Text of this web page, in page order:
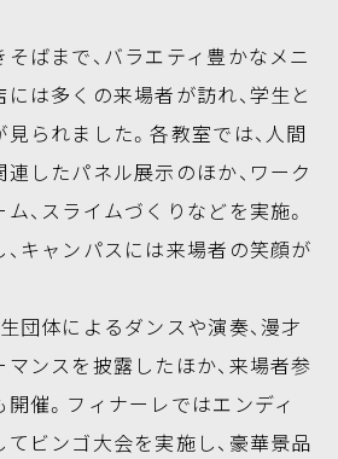
ばまで、バラエティ豊かなメニ
は多くの来場者が訪れ、学生と
られました。各教室では、人間
したパネル展示のほか、ワーク
、スライムづくりなどを実施。
キャンパスには来場者の笑顔が
団体によるダンスや演奏、漫才
ンスを披露したほか、来場者参
催。フィナーレではエンディ
ビンゴ大会を実施し、豪華景品